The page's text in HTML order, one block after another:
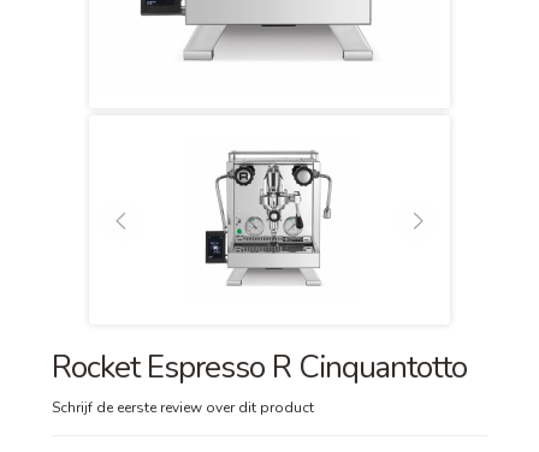
Rocket Espresso R Cinquantotto
Schrijf de eerste review over dit product